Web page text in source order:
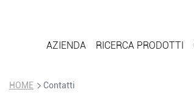
AZIENDA RICERCA PRODOTTI
HOME Contatti